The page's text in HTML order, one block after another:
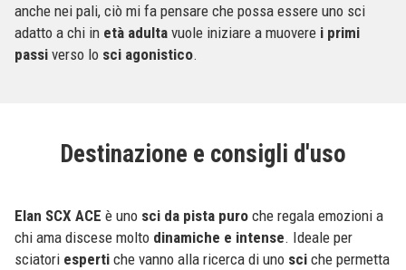
anche nei pali, ciò mi fa pensare che possa essere uno sci
adatto a chi in età adulta vuole iniziare a muovere i primi
passi verso lo sci agonistico.
Destinazione e consigli d'uso
Elan SCX ACE è uno sci da pista puro che regala emozioni a
chi ama discese molto dinamiche e intense. Ideale per
sciatori esperti che vanno alla ricerca di uno sci che permetta